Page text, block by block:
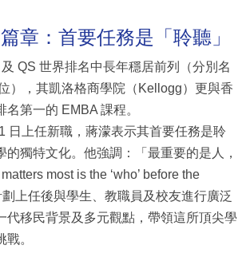
章：首要任務是「聆聽」
QS 世界排名中長年穩居前列（分別名
），其凱洛格商學院（Kellogg）更與香
第一的 EMBA 課程。
日上任新職，蔣濛表示其首要任務是聆
的獨特文化。他強調：「最重要的是人，
most is the ‘who’ before the
劃上任後與學生、教職員及校友進行廣泛
代移民背景及多元觀點，帶領這所頂尖學
。